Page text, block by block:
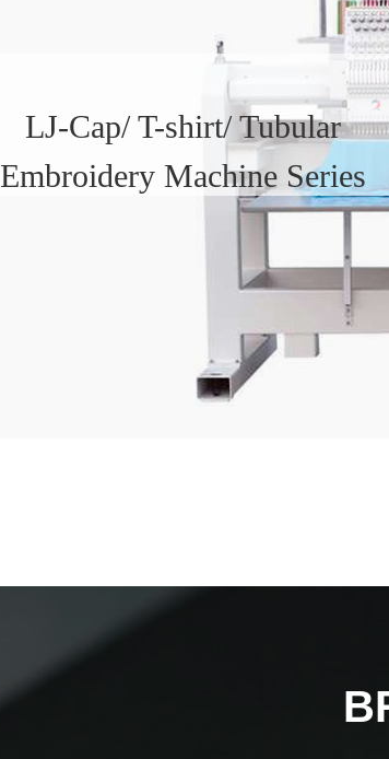
LJ-Cap/ T-shirt/ Tubular
Embroidery Machine Series